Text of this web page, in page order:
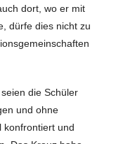
dort, wo er mit
dürfe dies nicht zu
die Schüler
und ohne
konfrontiert und